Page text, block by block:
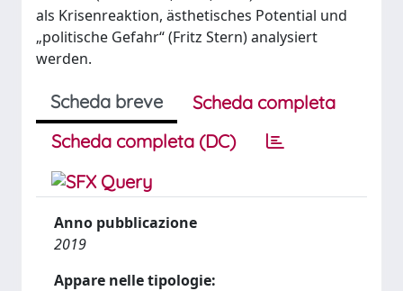
als Krisenreaktion, ästhetisches Potential und
„politische Gefahr“ (Fritz Stern) analysiert
werden.
Scheda breve
Scheda completa
Scheda completa (DC)
Anno pubblicazione
2019
Appare nelle tipologie: